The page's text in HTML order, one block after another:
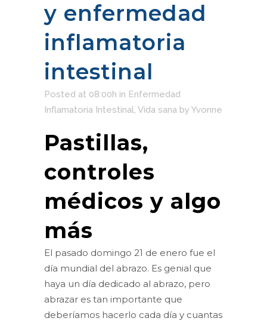
y enfermedad
inflamatoria
intestinal
Posted at 08:00h in Enfermedad
Inflamatoria Intestinal, Vida sana by Yvonne
Pastillas,
controles
médicos y algo
más
El pasado domingo 21 de enero fue el
día mundial del abrazo. Es genial que
haya un día dedicado al abrazo, pero
abrazar es tan importante que
deberíamos hacerlo cada día y cuantas